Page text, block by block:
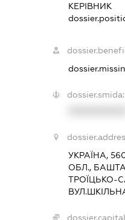
КЕРІВНИК
dossier.smida:
УКРАЇНА,
ОБЛ.,
ТРОЇЦЬКО-